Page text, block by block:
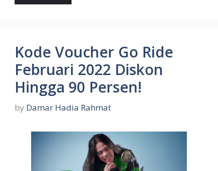
Kode Voucher Go Ride
Februari 2022 Diskon
Hingga 90 Persen!
by Damar Hadia Rahmat